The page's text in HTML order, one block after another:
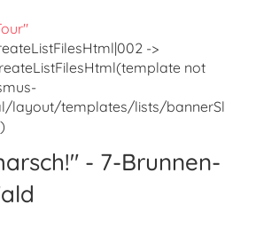
->
not
layout/templates/lists/bannerSl
- 7-Brunnen-